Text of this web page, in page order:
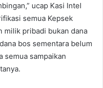
ucap Kasi Intel
semua Kepsek
milik pribadi bukan dana
bos sementara belum
semua sampaikan